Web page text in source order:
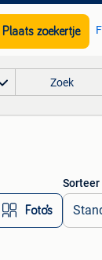
Plaats zoekertje
Zoek
Foto’s
Sorteer